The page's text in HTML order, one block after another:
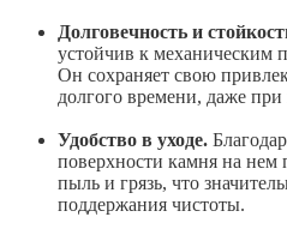
Долговечность и
устойчив к механическим
Он сохраняет свою
долгого времени, даже
Удобство в уходе.
поверхности камня на нем
пыль и грязь, что
поддержания чистоты.